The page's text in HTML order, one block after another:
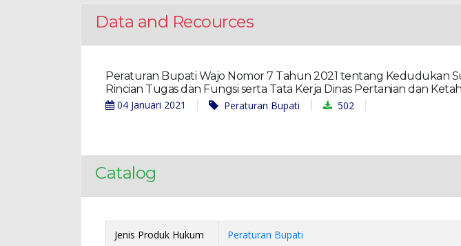
Data and Recources
Peraturan Bupati Wajo Nomor 7 Tahun 2021 tentang Kedudukan
Rincian Tugas dan Fungsi serta Tata Kerja Dinas Pertanian dan
04 Januari 2021 Peraturan Bupati 502
Catalog
Jenis Produk Hukum Peraturan Bupati